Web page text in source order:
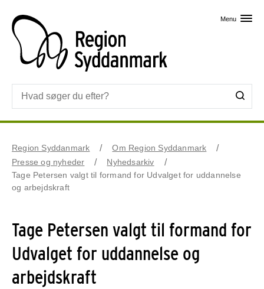
Menu
Region Syddanmark
Om Region Syddanmark
Presse og nyheder
Nyhedsarkiv
Tage Petersen valgt til formand for Udvalget for uddannelse
og arbejdskraft
Tage Petersen valgt til formand for
Udvalget for uddannelse og
arbejdskraft